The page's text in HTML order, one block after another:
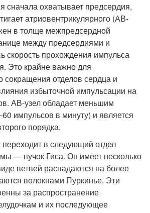
сначала охватывает предсердия,
атриовентрикулярного (АВ-
в толще межпредсердной
между предсердиями и
скорость прохождения импульса
Это крайне важно для
сокращения отделов сердца и
избыточной импульсации на
АВ-узел обладает меньшим
импульсов в минуту) и является
порядка.
в следующий отдел
— пучок Гиса. Он имеет несколько
ветвей распадаются на более
волокнами Пуркинье. Эти
за распространение
и их последующее